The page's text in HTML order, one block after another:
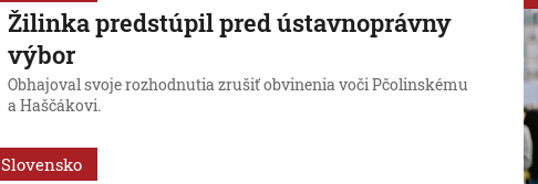
Žilinka predstúpil pred ústavnoprávny
výbor
Obhajoval svoje rozhodnutia zrušiť obvinenia voči Pčolinskému
a Haščákovi.
Slovensko